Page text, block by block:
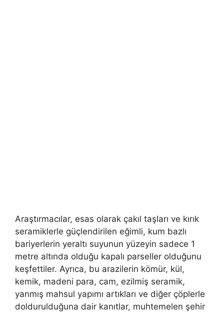
Araştırmacılar, esas olarak çakıl taşları ve kırık
seramiklerle güçlendirilen eğimli, kum bazlı
bariyerlerin yeraltı suyunun yüzeyin sadece 1
metre altında olduğu kapalı parseller olduğunu
keşfettiler. Ayrıca, bu arazilerin kömür, kül,
kemik, madeni para, cam, ezilmiş seramik,
yanmış mahsul yapımı artıkları ve diğer çöplerle
doldurulduğuna dair kanıtlar, muhtemelen şehir